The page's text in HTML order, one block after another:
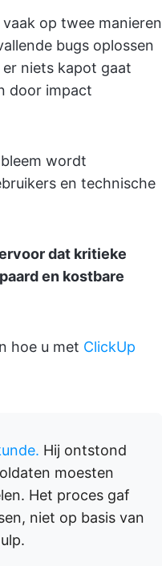
op twee manieren
bugs oplossen
niets kapot gaat
door impact
wordt
en technische
dat kritieke
en kostbare
hoe u met ClickUp
Hij ontstond
moesten
Het proces gaf
niet op basis van